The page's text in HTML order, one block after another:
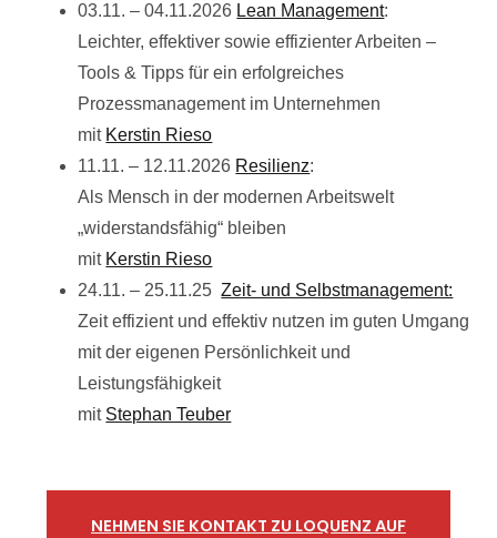
03.11. – 04.11.2026 Lean Management:
Leichter, effektiver sowie effizienter Arbeiten –
Tools & Tipps für ein erfolgreiches
Prozessmanagement im Unternehmen
mit Kerstin Rieso
11.11. – 12.11.2026 Resilienz:
Als Mensch in der modernen Arbeitswelt
„widerstandsfähig“ bleiben
mit Kerstin Rieso
24.11. – 25.11.25Zeit- und Selbstmanagement:
Zeit effizient und effektiv nutzen im guten Umgang
mit der eigenen Persönlichkeit und
Leistungsfähigkeit
mit Stephan Teuber
NEHMEN SIE KONTAKT ZU LOQUENZ AUF